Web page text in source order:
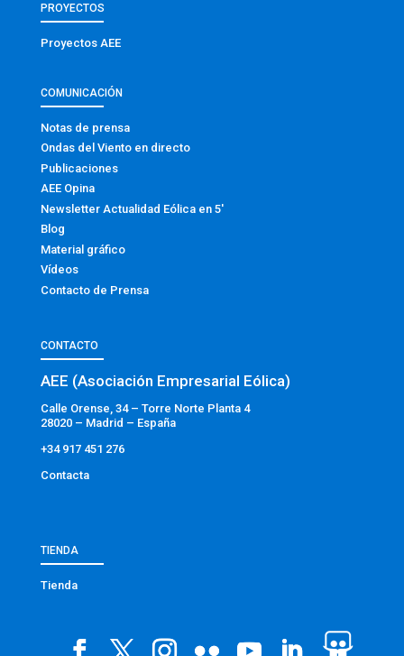
PROYECTOS
Proyectos AEE
COMUNICACIÓN
Notas de prensa
Ondas del Viento en directo
Publicaciones
AEE Opina
Newsletter Actualidad Eólica en 5′
Blog
Material gráfico
Vídeos
Contacto de Prensa
CONTACTO
AEE (Asociación Empresarial Eólica)
Calle Orense, 34 – Torre Norte Planta 4
28020 – Madrid – España
+34 917 451 276
Contacta
TIENDA
Tienda